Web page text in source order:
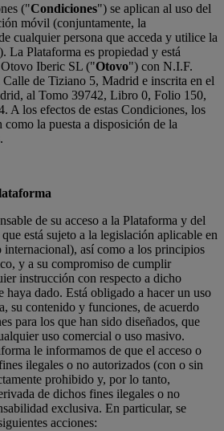
("Condiciones") se aplican al uso del
móvil (conjuntamente, la
cualquier persona que acceda y utilice la
La Plataforma es propiedad y está
Otovo Iberic SL ("Otovo") con N.I.F.
de Tiziano 5, Madrid e inscrita en el
al Tomo 39742, Libro 0, Folio 150,
A los efectos de estas Condiciones, los
como la puesta a disposición de la
de su acceso a la Plataforma y del
está sujeto a la legislación aplicable en
internacional), así como a los principios
y a su compromiso de cumplir
instrucción con respecto a dicho
haya dado. Está obligado a hacer un uso
su contenido y funciones, de acuerdo
para los que han sido diseñados, que
uso comercial o uso masivo.
le informamos de que el acceso o
ilegales o no autorizados (con o sin
prohibido y, por lo tanto,
de dichos fines ilegales o no
exclusiva. En particular, se
acciones: